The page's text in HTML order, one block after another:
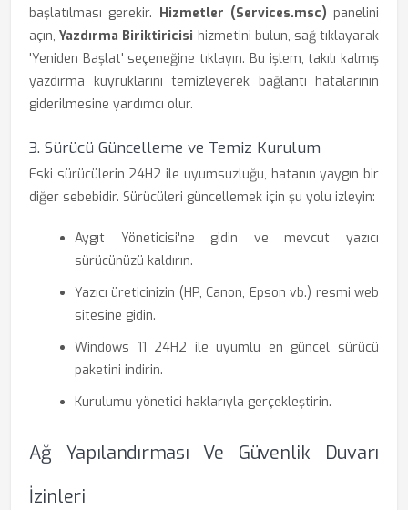
başlatılması gerekir. Hizmetler (Services.msc) panelini
açın,Yazdırma Biriktiricisi hizmetini bulun, sağ tıklayarak
'Yeniden Başlat' seçeneğine tıklayın. Bu işlem, takılı kalmış
yazdırma kuyruklarını temizleyerek bağlantı hatalarının
giderilmesine yardımcı olur.
3. Sürücü Güncelleme ve Temiz Kurulum
Eski sürücülerin 24H2 ile uyumsuzluğu, hatanın yaygın bir
diğer sebebidir. Sürücüleri güncellemek için şu yolu izleyin:
Aygıt Yöneticisi'ne gidin ve mevcut yazıcı
sürücünüzü kaldırın.
Yazıcı üreticinizin (HP, Canon, Epson vb.) resmi web
sitesine gidin.
Windows 11 24H2 ile uyumlu en güncel sürücü
paketini indirin.
Kurulumu yönetici haklarıyla gerçekleştirin.
Ağ Yapılandırması Ve Güvenlik Duvarı
İzinleri